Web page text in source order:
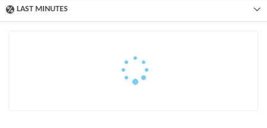
LAST MINUTES